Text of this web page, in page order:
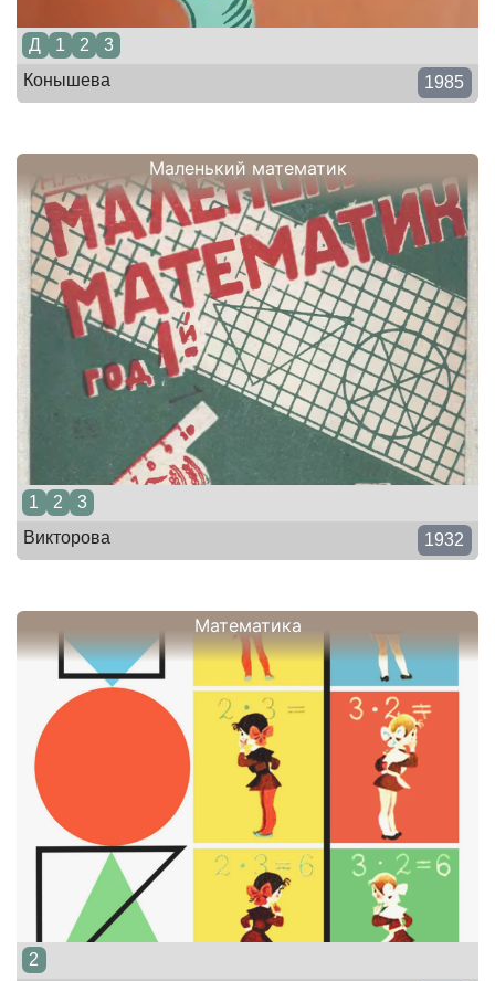
Д 1 2
3
Конышева
1985
Маленький математик
1 2
3
Викторова
1932
Математика
2